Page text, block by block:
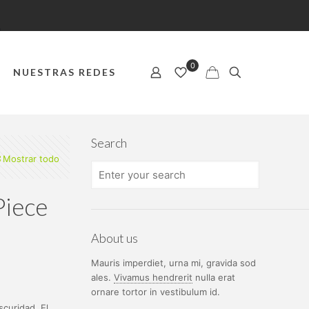
NUESTRAS REDES
0
Mostrar todo
Search
About us
Mauris imperdiet, urna mi, gravida sod
ales. Vivamus hendrerit nulla erat
ornare tortor in vestibulum id.